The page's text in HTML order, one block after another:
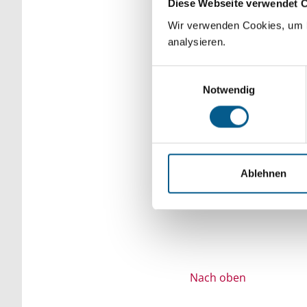
Diese Webseite verwendet
Wir verwenden Cookies,
analysieren.
Notwendig
Ablehnen
Bitte Suchbegriff
verfeinert werden.
Nach oben